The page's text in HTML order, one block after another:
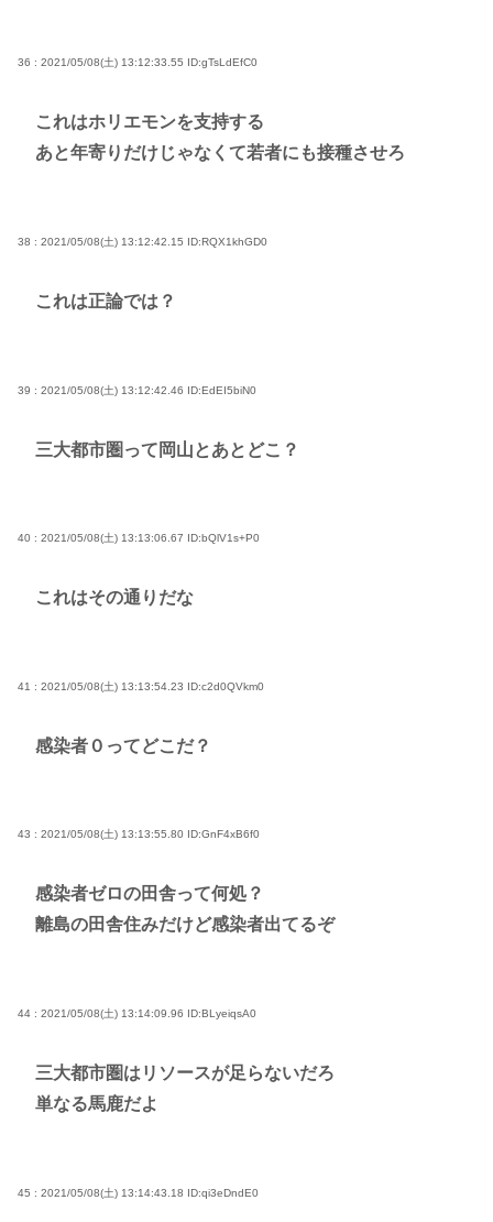
36 : 2021/05/08(土) 13:12:33.55 ID:gTsLdEfC0
これはホリエモンを支持する
あと年寄りだけじゃなくて若者にも接種させろ
38 : 2021/05/08(土) 13:12:42.15 ID:RQX1khGD0
これは正論では？
39 : 2021/05/08(土) 13:12:42.46 ID:EdEI5biN0
三大都市圏って岡山とあとどこ？
40 : 2021/05/08(土) 13:13:06.67 ID:bQlV1s+P0
これはその通りだな
41 : 2021/05/08(土) 13:13:54.23 ID:c2d0QVkm0
感染者０ってどこだ？
43 : 2021/05/08(土) 13:13:55.80 ID:GnF4xB6f0
感染者ゼロの田舎って何処？
離島の田舎住みだけど感染者出てるぞ
44 : 2021/05/08(土) 13:14:09.96 ID:BLyeiqsA0
三大都市圏はリソースが足らないだろ
単なる馬鹿だよ
45 : 2021/05/08(土) 13:14:43.18 ID:qi3eDndE0